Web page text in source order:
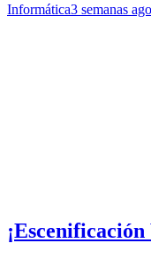
Informática3 semanas ago